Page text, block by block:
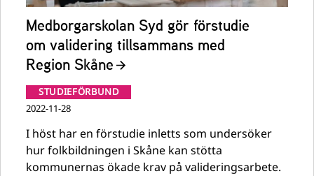
Medborgarskolan Syd gör förstudie
om validering tillsammans med
Region Skåne
STUDIEFÖRBUND
2022-11-28
I höst har en förstudie inletts som undersöker
hur folkbildningen i Skåne kan stötta
kommunernas ökade krav på valideringsarbete.